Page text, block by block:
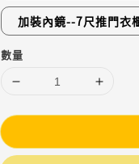
加裝內鏡--7尺推門衣
數量